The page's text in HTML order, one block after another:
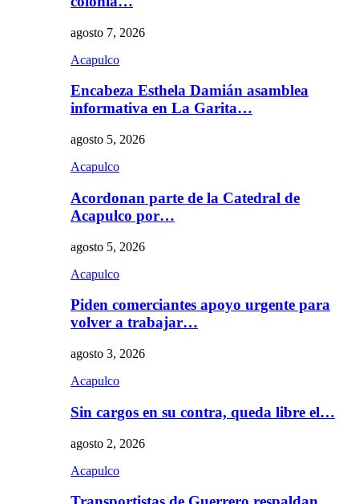
agosto 7, 2026
Acapulco
Encabeza Esthela Damián asamblea
informativa en La Garita…
agosto 5, 2026
Acapulco
Acordonan parte de la Catedral de
Acapulco por…
agosto 5, 2026
Acapulco
Piden comerciantes apoyo urgente para
volver a trabajar…
agosto 3, 2026
Acapulco
Sin cargos en su contra, queda libre el…
agosto 2, 2026
Acapulco